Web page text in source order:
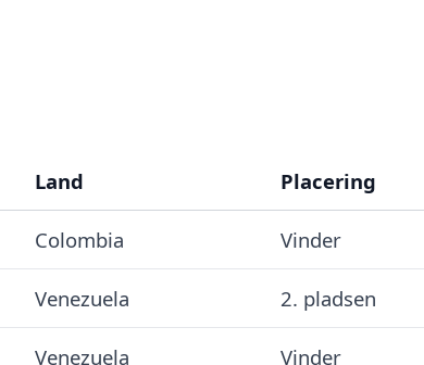
Land Placering
Colombia Vinder
Venezuela 2. pladsen
Venezuela Vinder